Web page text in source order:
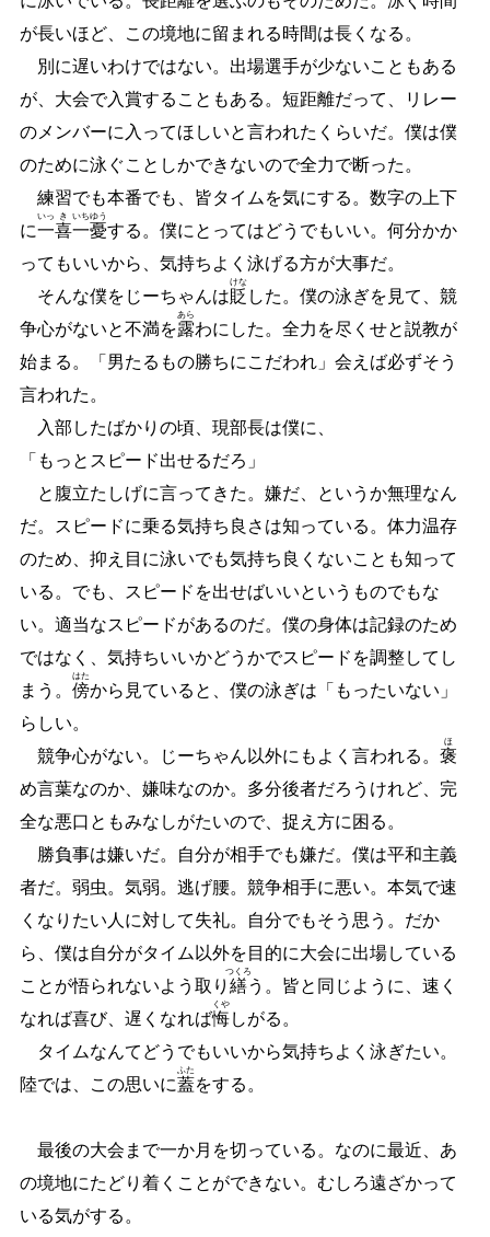
が長いほど、この境地に留まれる時間は長くなる。
別に遅いわけではない。出場選手が少ないこともある
が、大会で入賞することもある。短距離だって、リレー
のメンバーに入ってほしいと言われたくらいだ。僕は僕
のために泳ぐことしかできないので全力で断った。
練習でも本番でも、皆タイムを気にする。数字の上下
に一
いっ
喜
き
一
いち
憂
ゆう
する。僕にとってはどうでもいい。何分かか
ってもいいから、気持ちよく泳げる方が大事だ。
そんな僕をじーちゃんは貶
けな
した。僕の泳ぎを見て、競
争心がないと不満を露
あら
わにした。全力を尽くせと説教が
始まる。「男たるもの勝ちにこだわれ」会えば必ずそう
言われた。
入部したばかりの頃、現部長は僕に、
「もっとスピード出せるだろ」
と腹立たしげに言ってきた。嫌だ、というか無理なん
だ。スピードに乗る気持ち良さは知っている。体力温存
のため、抑え目に泳いでも気持ち良くないことも知って
いる。でも、スピードを出せばいいというものでもな
い。適当なスピードがあるのだ。僕の身体は記録のため
ではなく、気持ちいいかどうかでスピードを調整してし
まう。 傍
はた
から見ていると、僕の泳ぎは「もったいない」
らしい。
競争心がない。じーちゃん以外にもよく言われる。 褒
ほ
め言葉なのか、嫌味なのか。多分後者だろうけれど、完
全な悪口ともみなしがたいので、捉え方に困る。
勝負事は嫌いだ。自分が相手でも嫌だ。僕は平和主義
者だ。弱虫。気弱。逃げ腰。競争相手に悪い。本気で速
くなりたい人に対して失礼。自分でもそう思う。だか
ら、僕は自分がタイム以外を目的に大会に出場している
ことが悟られないよう取り 繕
つくろ
う。皆と同じように、速く
なれば喜び、遅くなれば悔
くや
しがる。
タイムなんてどうでもいいから気持ちよく泳ぎたい。
陸では、この思いに蓋
ふた
をする。
最後の大会まで一か月を切っている。なのに最近、あ
の境地にたどり着くことができない。むしろ遠ざかって
いる気がする。